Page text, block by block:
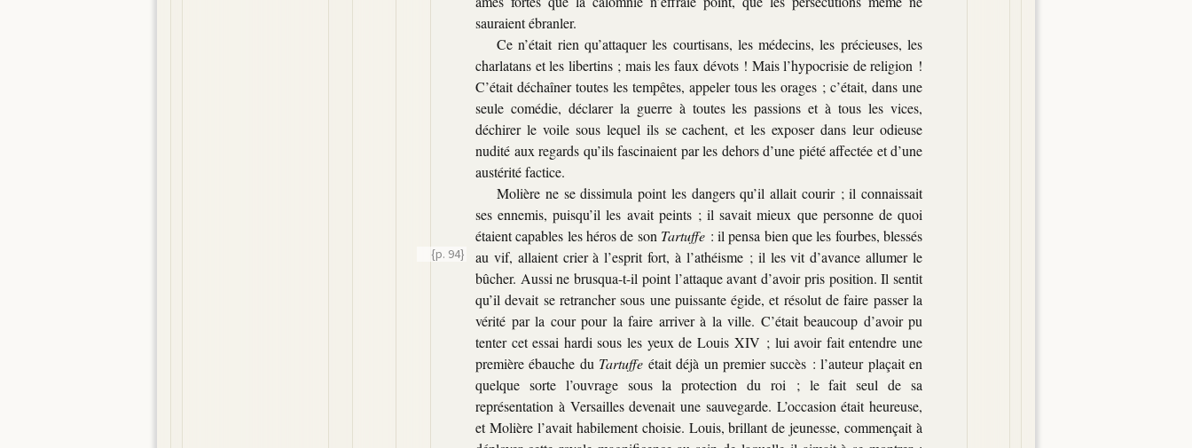
sauraient ébranler.
Ce n’était rien qu’attaquer les courtisans, les médecins, les précieuses, les
charlatans et les libertins ; mais les faux dévots ! Mais l’hypocrisie de religion !
C’était déchaîner toutes les tempêtes, appeler tous les orages ; c’était, dans une
seule comédie, déclarer la guerre à toutes les passions et à tous les vices,
déchirer le voile sous lequel ils se cachent, et les exposer dans leur odieuse
nudité aux regards qu’ils fascinaient par les dehors d’une piété affectée et d’une
austérité factice.
Molière ne se dissimula point les dangers qu’il allait courir ; il connaissait
ses ennemis, puisqu’il les avait peints ; il savait mieux que personne de quoi
étaient capables les héros de son Tartuffe : il pensa bien que les fourbes, blessés
au vif,
{p. 94}
allaient crier à l’esprit fort, à l’athéisme ; il les vit d’avance allumer le
bûcher. Aussi ne brusqua-t-il point l’attaque avant d’avoir pris position. Il sentit
qu’il devait se retrancher sous une puissante égide, et résolut de faire passer la
vérité par la cour pour la faire arriver à la ville. C’était beaucoup d’avoir pu
tenter cet essai hardi sous les yeux de Louis XIV ; lui avoir fait entendre une
première ébauche du Tartuffe était déjà un premier succès : l’auteur plaçait en
quelque sorte l’ouvrage sous la protection du roi ; le fait seul de sa
représentation à Versailles devenait une sauvegarde. L’occasion était heureuse,
et Molière l’avait habilement choisie. Louis, brillant de jeunesse, commençait à